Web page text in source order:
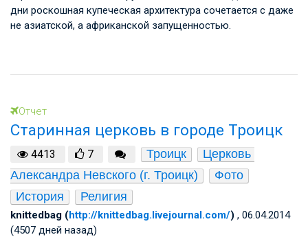
дни роскошная купеческая архитектура сочетается с даже
не азиатской, а африканской запущенностью.
Отчет
Старинная церковь в городе Троицк
4413 7 Троицк
Церковь
Александра Невского (г. Троицк)
Фото
История
Религия
knittedbag (http://knittedbag.livejournal.com/) , 06.04.2014
(4507 дней назад)